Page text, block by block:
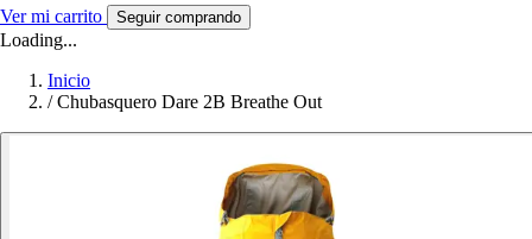
Ver mi carrito Seguir comprando
Loading...
Inicio
/ Chubasquero Dare 2B Breathe Out